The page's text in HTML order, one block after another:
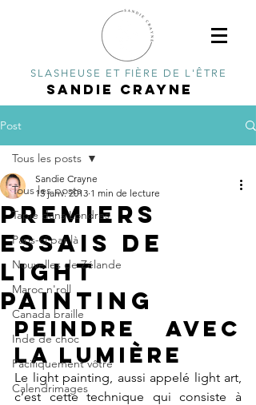
SLASHEUSE ET FIÈRE DE L'ÊTRE
SANDIE CRAYNE
Post
Tous les posts
Tapie dans Londres
Paris-ci par là
Nouvelles de Zélande
Maroc n'roll
Canada braille
Inde de choc
Pacifiquement vôtre
Calendrimages
Tous les posts
Premiers
essais de
light
painting
Sandie Crayne
13 janv. 2013 1 min de lecture
Peindre avec
la lumière
Le light painting, aussi appelé light art,
c’est cette technique qui consiste à